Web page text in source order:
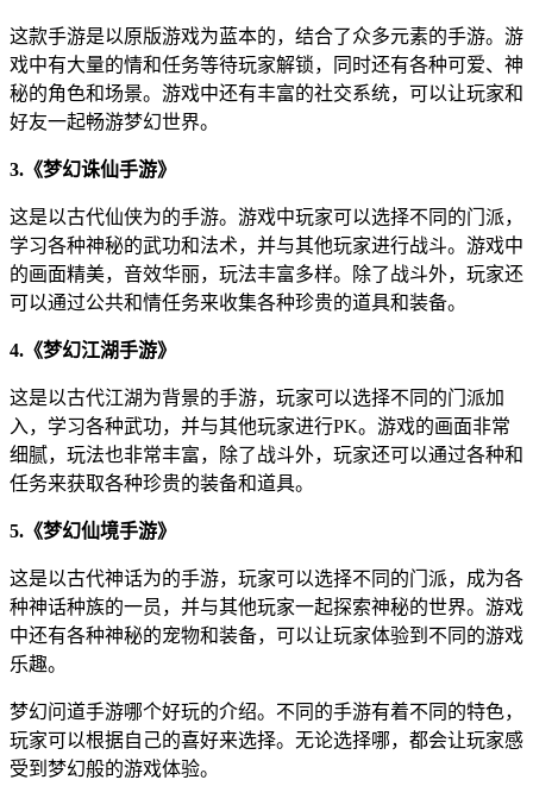
这款手游是以原版游戏为蓝本的，结合了众多元素的手游。游
戏中有大量的情和任务等待玩家解锁，同时还有各种可爱、神
秘的角色和场景。游戏中还有丰富的社交系统，可以让玩家和
好友一起畅游梦幻世界。
3.《梦幻诛仙手游》
这是以古代仙侠为的手游。游戏中玩家可以选择不同的门派，
学习各种神秘的武功和法术，并与其他玩家进行战斗。游戏中
的画面精美，音效华丽，玩法丰富多样。除了战斗外，玩家还
可以通过公共和情任务来收集各种珍贵的道具和装备。
4.《梦幻江湖手游》
这是以古代江湖为背景的手游，玩家可以选择不同的门派加
入，学习各种武功，并与其他玩家进行PK。游戏的画面非常
细腻，玩法也非常丰富，除了战斗外，玩家还可以通过各种和
任务来获取各种珍贵的装备和道具。
5.《梦幻仙境手游》
这是以古代神话为的手游，玩家可以选择不同的门派，成为各
种神话种族的一员，并与其他玩家一起探索神秘的世界。游戏
中还有各种神秘的宠物和装备，可以让玩家体验到不同的游戏
乐趣。
梦幻问道手游哪个好玩的介绍。不同的手游有着不同的特色，
玩家可以根据自己的喜好来选择。无论选择哪，都会让玩家感
受到梦幻般的游戏体验。